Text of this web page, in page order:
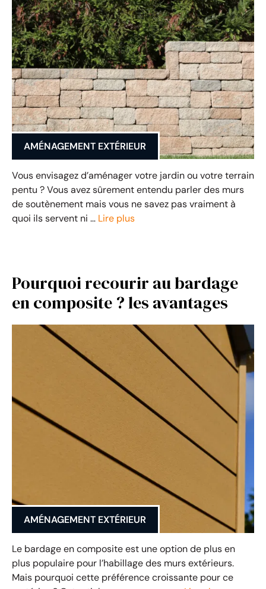
AMÉNAGEMENT EXTÉRIEUR
Vous envisagez d’aménager votre jardin ou votre terrain
pentu ? Vous avez sûrement entendu parler des murs
de soutènement mais vous ne savez pas vraiment à
quoi ils servent ni … Lire plus
Pourquoi recourir au bardage
en composite ? les avantages
AMÉNAGEMENT EXTÉRIEUR
Le bardage en composite est une option de plus en
plus populaire pour l’habillage des murs extérieurs.
Mais pourquoi cette préférence croissante pour ce